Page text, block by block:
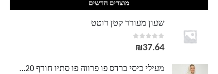
מוצרים חדשים
שעון מעורר קטן רוטט
0
out of 5
₪37.64
מעילי כיסי ברדס פו פרווה פו סתיו חורף 2020 מזדמן שרוול ארוך מעיל טדי צמר רוכסן להאריך ימים יותר